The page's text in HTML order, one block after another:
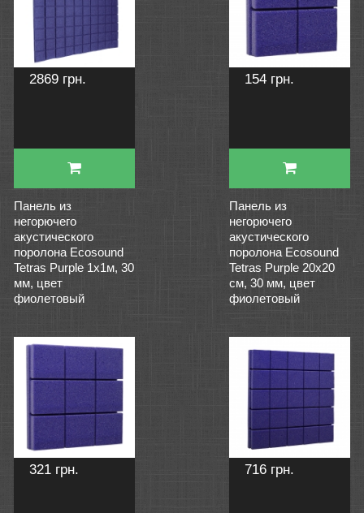
2869 грн.
Панель из
негорючего
акустического
поролона Ecosound
Tetras Рurple 1х1м, 30
мм, цвет
фиолетовый
154 грн.
Панель из
негорючего
акустического
поролона Ecosound
Tetras Рurple 20х20
см, 30 мм, цвет
фиолетовый
321 грн. 716 грн.